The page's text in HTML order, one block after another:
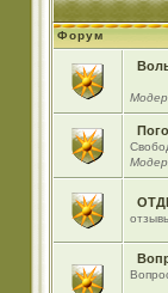
Форум